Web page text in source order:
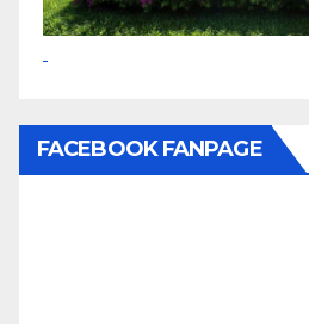
FACEBOOK FANPAGE